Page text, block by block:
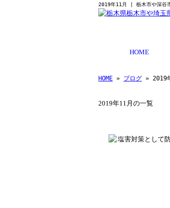
2019年11月 | 栃木市や深谷市
HOME
HOME » ブログ » 2019
2019年11月の一覧